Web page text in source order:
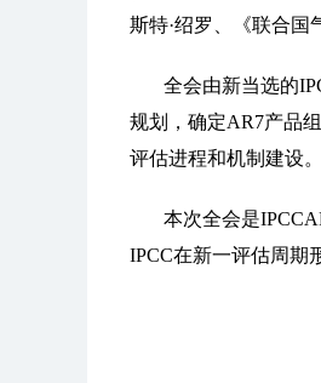
斯特·绍罗、《联合国
全会由新当选的
规划，确定AR7产品
评估进程和机制建设。
本次全会是
IPCC在新一评估周期